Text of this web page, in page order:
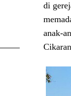
di
anak-